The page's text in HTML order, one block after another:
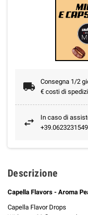
Consegna 1/2
€ costi di
In caso di
+39.0623231549
Descrizione
Capella Flavors - Aroma
Capella Flavor Drops